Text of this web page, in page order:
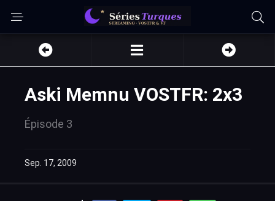
Aski Memnu VOSTFR: 2x3
Épisode 3
Sep. 17, 2009